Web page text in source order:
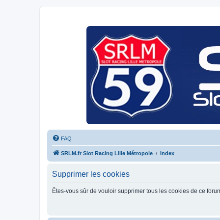
FAQ
SRLM.fr Slot Racing Lille Métropole Index
Supprimer les cookies
Êtes-vous sûr de vouloir supprimer tous les cookies de ce